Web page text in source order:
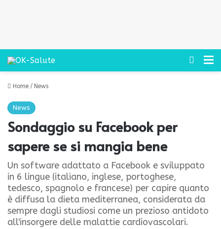
Cerca
Home / News
News
Sondaggio su Facebook per
sapere se si mangia bene
Un software adattato a Facebook e sviluppato
in 6 lingue (italiano, inglese, portoghese,
tedesco, spagnolo e francese) per capire quanto
è diffusa la dieta mediterranea, considerata da
sempre dagli studiosi come un prezioso antidoto
all'insorgere delle malattie cardiovascolari.